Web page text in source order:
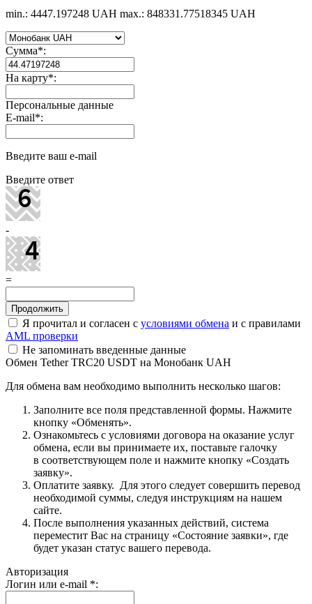
min.: 4447.197248 UAH max.: 848331.77518345 UAH
Сумма*:
На карту*:
Персональные данные
E-mail*:
Введите ваш e-mail
Введите ответ
-
=
Я прочитал и согласен с условиями обмена и с правилами
AML проверки
Не запоминать введенные данные
Обмен Tether TRC20 USDT на Монобанк UAH
Для обмена вам необходимо выполнить несколько шагов:
Заполните все поля представленной формы. Нажмите
кнопку «Обменять».
Ознакомьтесь с условиями договора на оказание услуг
обмена, если вы принимаете их, поставьте галочку
в соответствующем поле и нажмите кнопку «Создать
заявку».
Оплатите заявку. Для этого следует совершить перевод
необходимой суммы, следуя инструкциям на нашем
сайте.
После выполнения указанных действий, система
переместит Вас на страницу «Состояние заявки», где
будет указан статус вашего перевода.
Авторизация
Логин или e-mail *: